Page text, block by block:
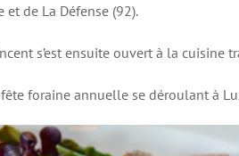
et de La Défense (92).
s’est ensuite ouvert à la
foraine annuelle se déroulant à